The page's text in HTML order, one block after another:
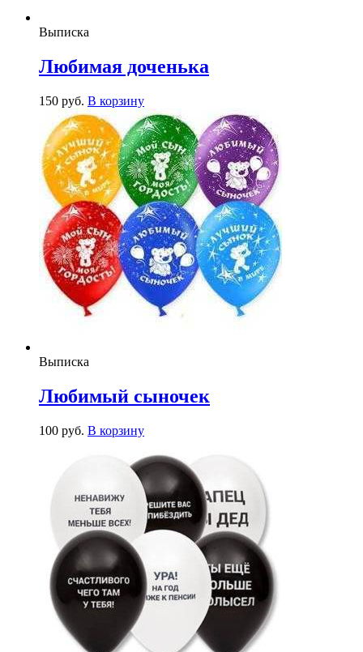
Выписка
Любимая доченька
150 руб. В корзину
Выписка
Любимый сыночек
100 руб. В корзину